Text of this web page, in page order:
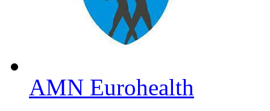
AMN Eurohealth